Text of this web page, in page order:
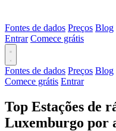
Fontes de dados Preços Blog
Entrar Comece grátis
Fontes de dados Preços Blog
Comece grátis Entrar
Top Estações de
Luxemburgo por